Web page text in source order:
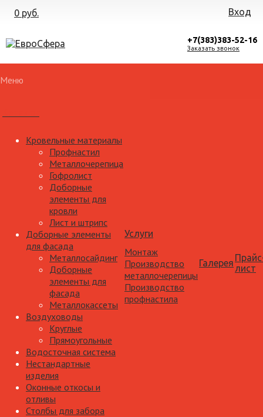
0 руб. Вход
+7(383)383-52-16
Заказать звонок
Меню
Кровельные материалы
Профнастил
Металлочерепица
Гофролист
Доборные
элементы для
кровли
Лист и штрипс
Доборные элементы
для фасада
Металлосайдинг
Доборные
элементы для
фасада
Металлокассеты
Воздуховоды
Круглые
Прямоугольные
Водосточная система
Нестандартные
изделия
Оконные откосы и
отливы
Столбы для забора
Услуги
Монтаж
Производство
металлочерепицы
Производство
профнастила
Галерея лист